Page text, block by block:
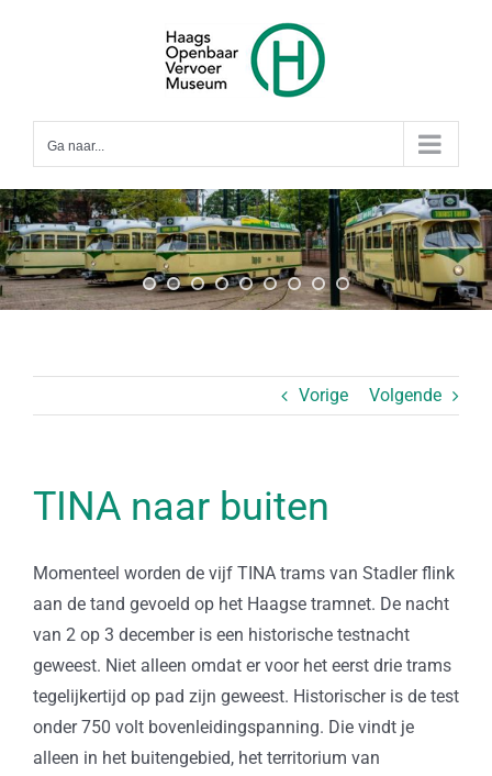
Ga naar...
Vorige Volgende
TINA naar buiten
Momenteel worden de vijf TINA trams van Stadler flink
aan de tand gevoeld op het Haagse tramnet. De nacht
van 2 op 3 december is een historische testnacht
geweest. Niet alleen omdat er voor het eerst drie trams
tegelijkertijd op pad zijn geweest. Historischer is de test
onder 750 volt bovenleidingspanning. Die vindt je
alleen in het buitengebied, het territorium van